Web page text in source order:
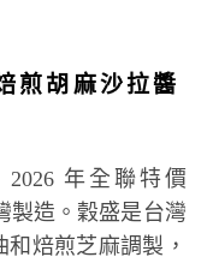
煎胡麻沙拉醬
年全聯特價
製造。穀盛是台灣
焙煎芝麻調製，